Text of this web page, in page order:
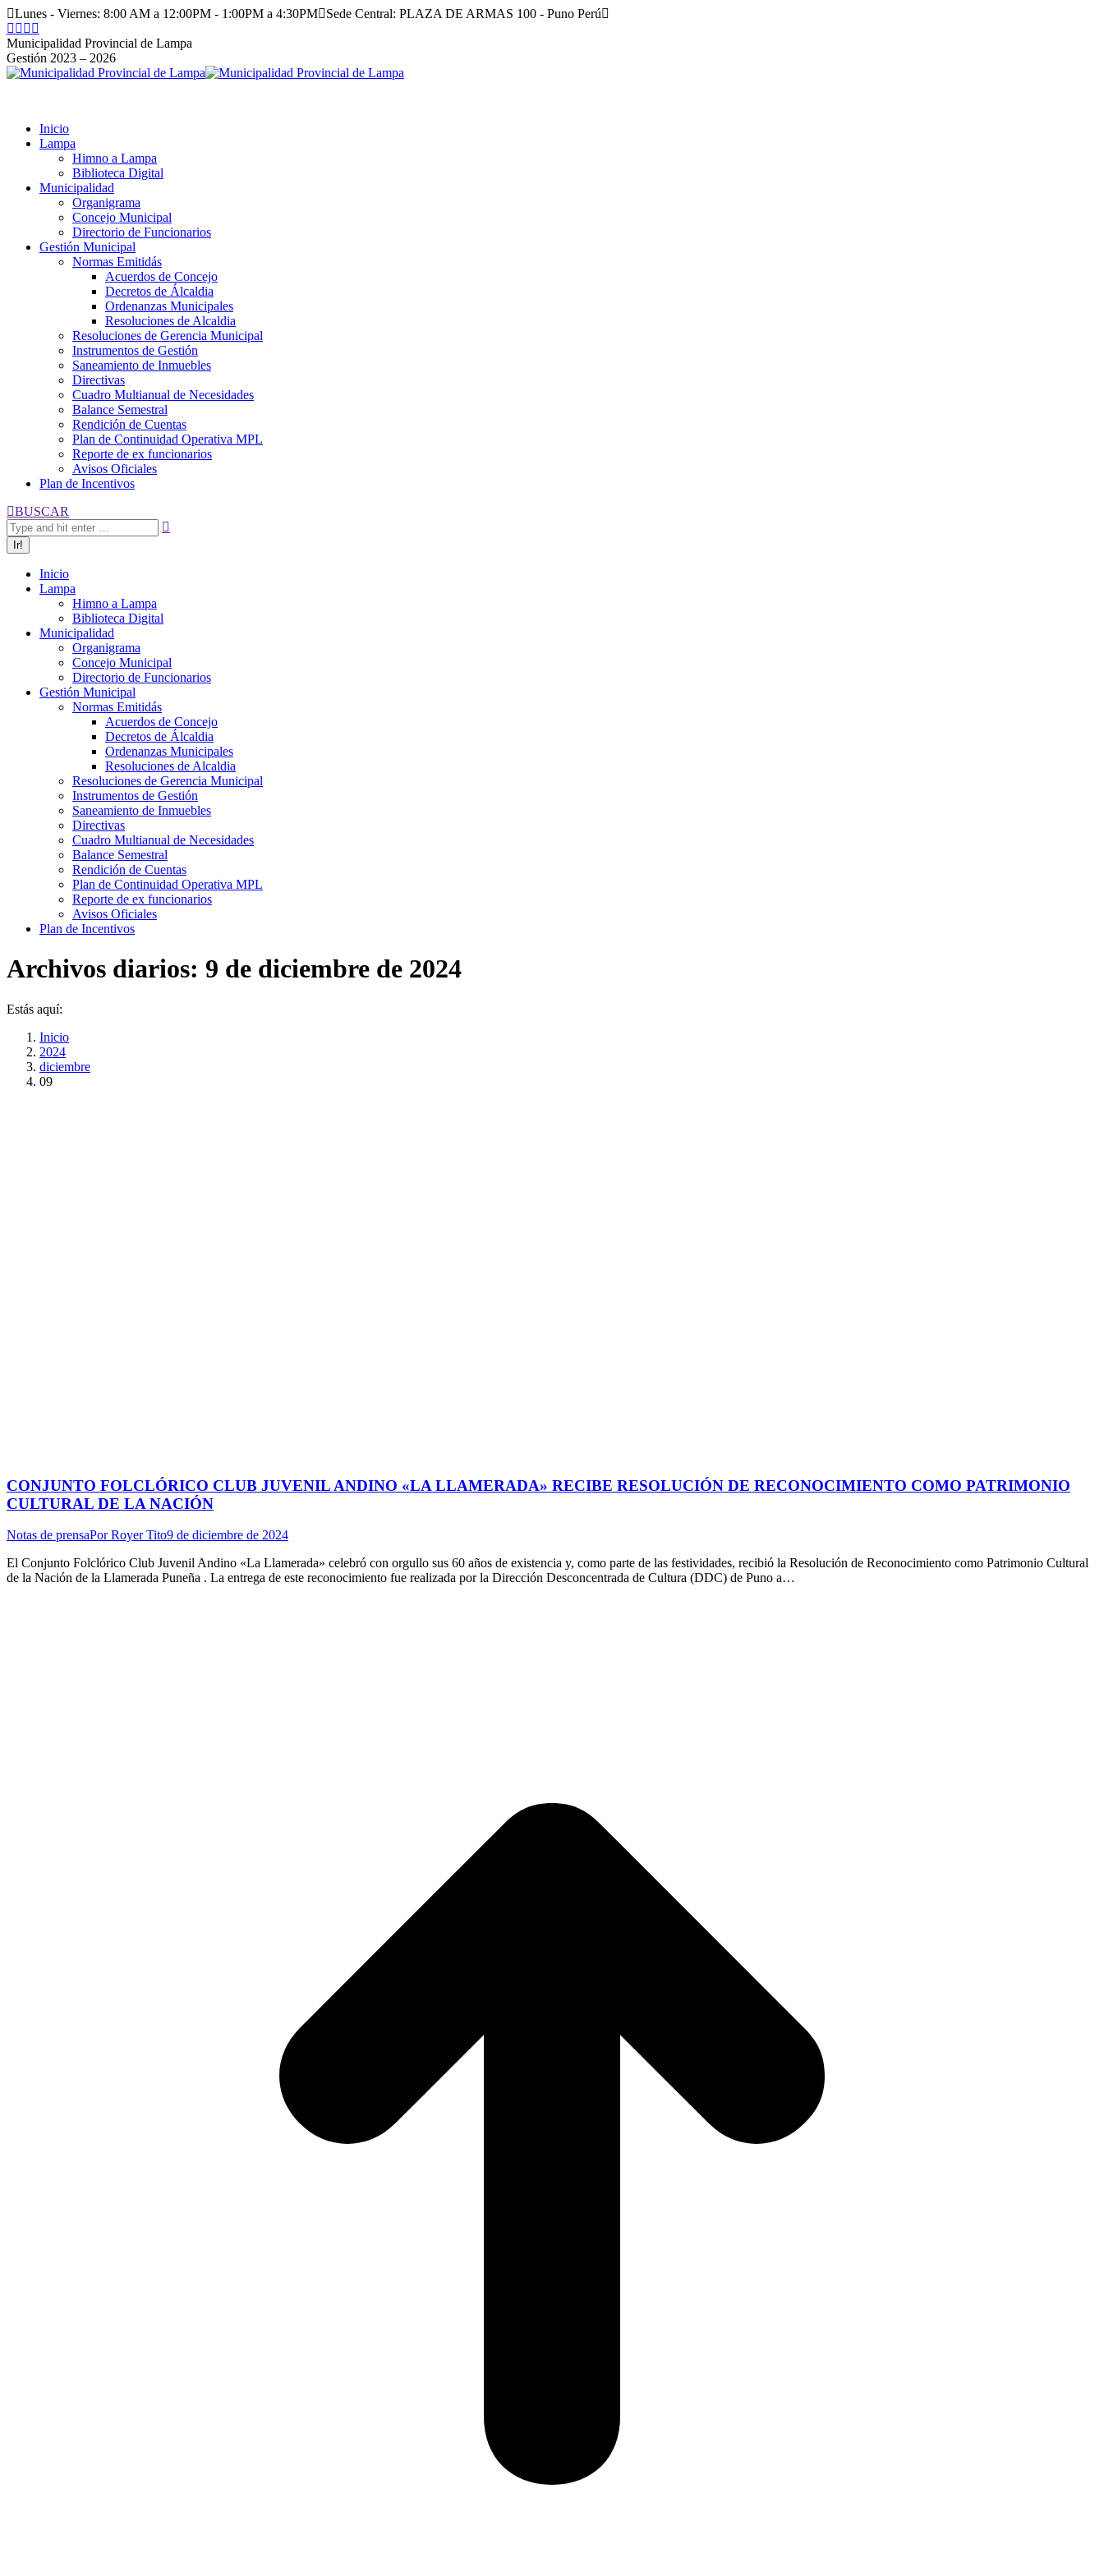
Saltar
al
contenido
Lunes - Viernes: 8:00 AM a 12:00PM - 1:00PM a 4:30PM
Sede Central: PLAZA DE ARMAS 100 - Puno Perú
Facebook
page
opens
in
Instagram
page
opens
in
YouTube
page
opens
in
page
opens
in
Municipalidad Provincial de Lampa
Gestión 2023 – 2026
Inicio
Lampa
Himno a Lampa
Biblioteca Digital
Municipalidad
Organigrama
Concejo Municipal
Directorio de Funcionarios
Gestión Municipal
Normas Emitidás
Acuerdos de Concejo
Decretos de Álcaldia
Ordenanzas Municipales
Resoluciones de Alcaldia
Resoluciones de Gerencia Municipal
Instrumentos de Gestión
Saneamiento de Inmuebles
Directivas
Cuadro Multianual de Necesidades
Balance Semestral
Rendición de Cuentas
Plan de Continuidad Operativa MPL
Reporte de ex funcionarios
Avisos Oficiales
Plan de Incentivos
Buscar:
BUSCAR
Inicio
Lampa
Himno a Lampa
Biblioteca Digital
Municipalidad
Organigrama
Concejo Municipal
Directorio de Funcionarios
Gestión Municipal
Normas Emitidás
Acuerdos de Concejo
Decretos de Álcaldia
Ordenanzas Municipales
Resoluciones de Alcaldia
Resoluciones de Gerencia Municipal
Instrumentos de Gestión
Saneamiento de Inmuebles
Directivas
Cuadro Multianual de Necesidades
Balance Semestral
Rendición de Cuentas
Plan de Continuidad Operativa MPL
Reporte de ex funcionarios
Avisos Oficiales
Plan de Incentivos
Archivos diarios: 9 de diciembre de 2024
Estás aquí:
Inicio
2024
diciembre
09
CONJUNTO FOLCLÓRICO CLUB JUVENIL ANDINO «LA LLAMERADA» RECIBE RESOLUCIÓN DE RECONOCIMIENTO COMO PATRIMONIO
CULTURAL DE LA NACIÓN
Notas de prensaPorRoyer Tito9 de diciembre de 2024
El Conjunto Folclórico Club Juvenil Andino «La Llamerada» celebró con orgullo sus 60 años de existencia y, como parte de las festividades, recibió la Resolución de Reconocimiento como Patrimonio Cultural
de la Nación de la Llamerada Puneña . La entrega de este reconocimiento fue realizada por la Dirección Desconcentrada de Cultura (DDC) de Puno a…